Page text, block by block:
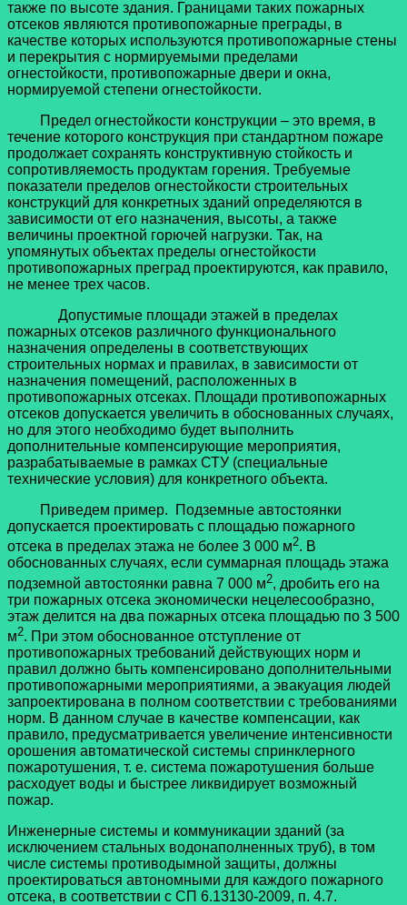
также по высоте здания. Границами таких пожарных
отсеков являются противопожарные преграды, в
качестве которых используются противопожарные стены
и перекрытия с нормируемыми пределами
огнестойкости, противопожарные двери и окна,
нормируемой степени огнестойкости.
Предел огнестойкости конструкции – это время, в
течение которого конструкция при стандартном пожаре
продолжает сохранять конструктивную стойкость и
сопротивляемость продуктам горения. Требуемые
показатели пределов огнестойкости строительных
конструкций для конкретных зданий определяются в
зависимости от его назначения, высоты, а также
величины проектной горючей нагрузки. Так, на
упомянутых объектах пределы огнестойкости
противопожарных преград проектируются, как правило,
не менее трех часов.
Допустимые площади этажей в пределах
пожарных отсеков различного функционального
назначения определены в соответствующих
строительных нормах и правилах, в зависимости от
назначения помещений, расположенных в
противопожарных отсеках. Площади противопожарных
отсеков допускается увеличить в обоснованных случаях,
но для этого необходимо будет выполнить
дополнительные компенсирующие мероприятия,
разрабатываемые в рамках СТУ (специальные
технические условия) для конкретного объекта.
Приведем пример. Подземные автостоянки
допускается проектировать с площадью пожарного
отсека в пределах этажа не более 3 000 м2. В
обоснованных случаях, если суммарная площадь этажа
подземной автостоянки равна 7 000 м2, дробить его на
три пожарных отсека экономически нецелесообразно,
этаж делится на два пожарных отсека площадью по 3 500
м2. При этом обоснованное отступление от
противопожарных требований действующих норм и
правил должно быть компенсировано дополнительными
противопожарными мероприятиями, а эвакуация людей
запроектирована в полном соответствии с требованиями
норм. В данном случае в качестве компенсации, как
правило, предусматривается увеличение интенсивности
орошения автоматической системы спринклерного
пожаротушения, т. е. система пожаротушения больше
расходует воды и быстрее ликвидирует возможный
пожар.
Инженерные системы и коммуникации зданий (за
исключением стальных водонаполненных труб), в том
числе системы противодымной защиты, должны
проектироваться автономными для каждого пожарного
отсека, в соответствии с СП 6.13130-2009, п. 4.7.